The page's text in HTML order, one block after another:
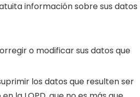
información sobre sus datos
o modificar sus datos que
los datos que resulten ser